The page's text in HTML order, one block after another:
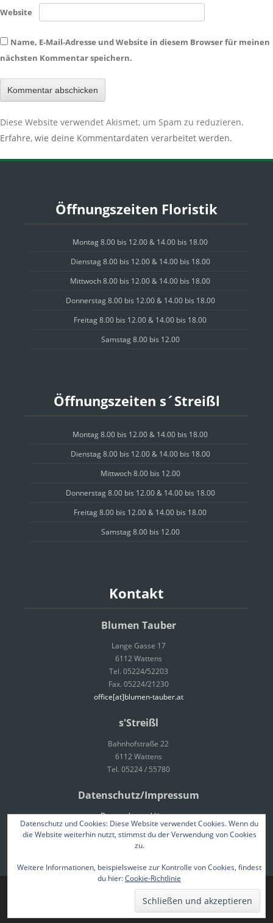
Website
Name, E-Mail-Adresse und Website in diesem Browser für meinen
nächsten Kommentar speichern.
Diese Website verwendet Akismet, um Spam zu reduzieren.
Erfahre, wie deine Kommentardaten verarbeitet werden.
Öffnungszeiten Floristik
Montag 8.00 bis 12.00 & 14.00 bis 18.00
Dienstag 8.00 bis 12.00 & 14.00 bis 18.00
Mittwoch 8.00 bis 12.00 & 14.00 bis 18.00
Donnerstag 8.00 bis 12.00 & 14.00 bis 18.00
Freitag 8.00 bis 12.00 & 14.00 bis 18.00
Samstag 8.00 bis 12.00
Öffnungszeiten s´Streißl
Montag 8.00 bis 12.00 & 14.00 bis 18.00
Dienstag 8.00 bis 12.00 & 14.00 bis 18.00
Mittwoch 8.00 bis 12.00
Donnerstag 8.00 bis 12.00 & 14.00 bis 18.00
Freitag 8.00 bis 12.00 & 14.00 bis 18.00
Samstag 8.00 bis 12.00
Kontakt
Blumen Tauber
Lange Gasse 17
6112 Wattens
Tel. 05224/52203
Fax. 05224/21230
office[at]blumen-tauber.at
s'Streißl
Bahnhofstraße 22
6112 Wattens
Tel. 05224 / 55780
Datenschutz/Impressum
Datenschutzerklärung
Impressum
Brasserie WordPress Restaurant ThemePowered By WordPress
Datenschutz und Cookies: Diese Website verwendet Cookies. Wenn du
die Website weiterhin nutzt, stimmst du der Verwendung von Cookies
zu.
Weitere Informationen, beispielsweise zur Kontrolle von Cookies, findest
du hier:Cookie-Richtlinie